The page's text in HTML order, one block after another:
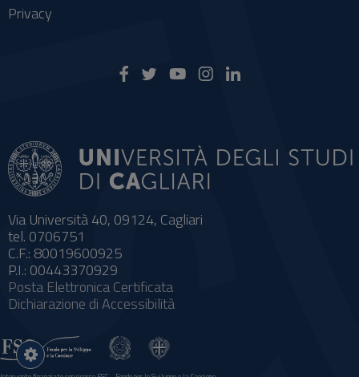
Via Università 40, 09124, Cagliari
tel. 0706751
C.F.: 80019600925
P.I.: 00443370929
Posta Elettronica Certificata
Dichiarazione di Accessibilità
Privacy
Impostazioni
cookie